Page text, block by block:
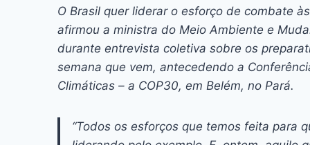
c
e
b
o
o
k
s
s
e
n
g
er
at
s
A
p
p
e
a
d
s
itt
er
er
e
st
k
e
dI
n
l
O Brasil quer liderar o esforço de combate
afirmou a ministra do Meio Ambiente e
durante entrevista coletiva sobre os
semana que vem, antecedendo a
Climáticas – a COP30, em Belém, no Pará.
“Todos os esforços que temos feita para